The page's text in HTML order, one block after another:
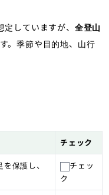
していますが、 全登山
。季節や目的地、山行
チェック
保護し、
チェッ
ク